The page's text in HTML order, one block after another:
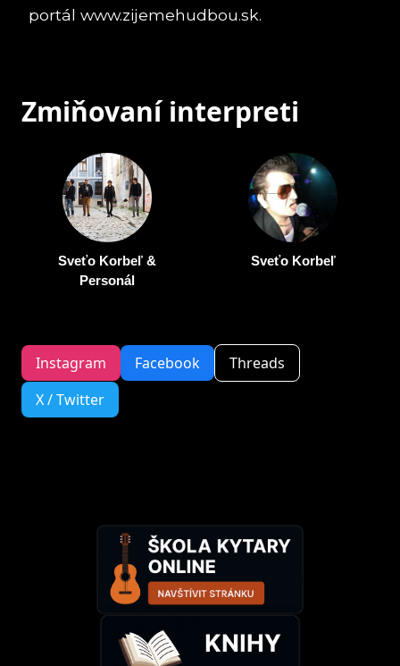
portál www.zijemehudbou.sk.
Zmiňovaní interpreti
Sveťo Korbeľ &
Personál
Sveťo Korbeľ
Instagram Facebook
Threads
X / Twitter